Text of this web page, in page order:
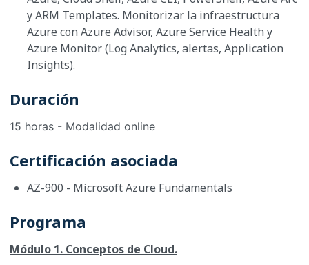
y ARM Templates. Monitorizar la infraestructura
Azure con Azure Advisor, Azure Service Health y
Azure Monitor (Log Analytics, alertas, Application
Insights).
Duración
15 horas - Modalidad online
Certificación asociada
AZ-900 - Microsoft Azure Fundamentals
Programa
Módulo 1. Conceptos de Cloud.